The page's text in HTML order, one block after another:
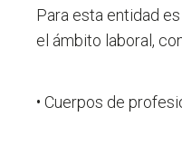
Para esta entidad
el ámbito laboral,
• Cuerpos de